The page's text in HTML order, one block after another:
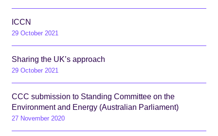
ICCN
29 October 2021
Sharing the UK’s approach
29 October 2021
CCC submission to Standing Committee on the
Environment and Energy (Australian Parliament)
27 November 2020